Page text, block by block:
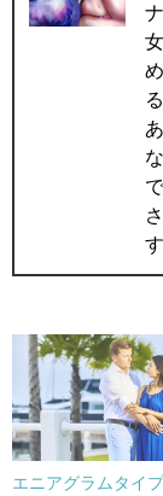
エニアグラムタイ